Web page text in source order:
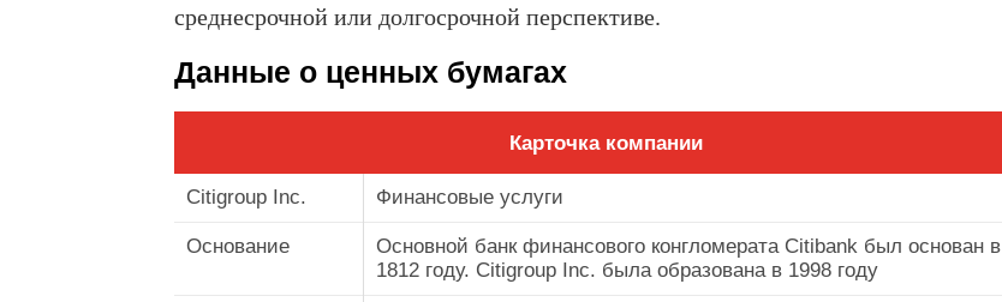
среднесрочной или долгосрочной перспективе.
Данные о ценных бумагах
Карточка компании
Citigroup Inc. Финансовые услуги
Основание
Основной банк финансового конгломерата Citibank был основан в
1812 году. Citigroup Inc. была образована в 1998 году